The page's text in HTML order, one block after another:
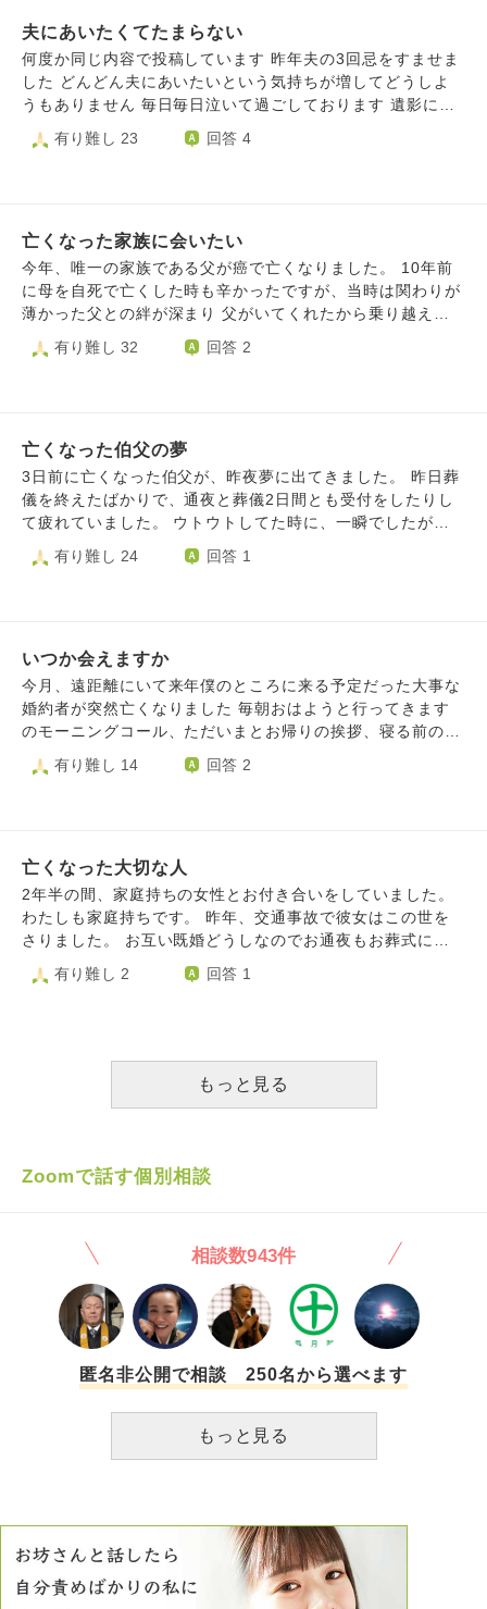
夫にあいたくてたまらない
何度か同じ内容で投稿しています 昨年夫の3回忌をすませま
した どんどん夫にあいたいという気持ちが増してどうしよ
うもありません 毎日毎日泣いて過ごしております 遺影に向
かって何故私を一人おいていったの？ どうして一緒に連れ
て行ってくれなかったの？と ずっと一緒にいたかったの
てる毎日です 夢でもいいから夫にあいたい 夫のもとへ行き
たい気持ちです こんな毎日をすごしております どうしたら
いいものでしょう・・・ お願いします
有り難し 23 回答 4
亡くなった家族に会いたい
今年、唯一の家族である父が癌で亡くなりました。 10年前
に母を自死で亡くした時も辛かったですが、当時は関わりが
薄かった父との絆が深まり 父がいてくれたから乗り越えら
れました。 今の自分は祖父母・両親を亡くし親戚もおら
ず、夫からは経済的DVを受け別居中です。 元々人付き合い
闘病生活は父本人も、支える私も苦しかったですが、一時退
院後に父が自宅で一人亡くなっていて すぐに気付いてあげ
られなかったこと、もっともっと会いにいけばよかった、親
孝行してあげたかったこと、ずっと後悔が離れません。 ど
られないことが空しいです。 もう30歳で精神的に自立でき
父と母に会いたいです。死後会えるのなら今すぐにそうした
い、後を追いたい気持ちでいます。 ですが、どうしても死
後の世界というものが絶対にあると思えず絶望してしまいま
す。 肉親を亡くし一人になった辛さは、どうやって乗り越
か。 自分にはもう誰も何もいないですがこのサイトを知
有り難し 32 回答 2
亡くなった伯父の夢
3日前に亡くなった伯父が、昨夜夢に出てきました。 昨日葬
儀を終えたばかりで、通夜と葬儀2日間とも受付をしたりし
て疲れていました。 ウトウトしてた時に、一瞬でしたが無
表情な伯父が頑張れ！と一言だけ言ってくれ消えました。
ビックリして目が覚めましたが、夢なのか現実か不思議な感
有り難し 24 回答 1
いつか会えますか
今月、遠距離にいて来年僕のところに来る予定だった大事な
婚約者が突然亡くなりました 毎朝おはようと行ってきます
のモーニングコール、ただいまとお帰りの挨拶、寝る前のお
やすみ、そのいつもの日常が突然消えてしまい、思い返す度
に涙が止めどなく溢れてしまいます こんなことでは彼女も
ていつもは照れてなかなか言えなかった愛してるを沢山言っ
てあげたいです
有り難し 14 回答 2
亡くなった大切な人
2年半の間、家庭持ちの女性とお付き合いをしていました。
わたしも家庭持ちです。 昨年、交通事故で彼女はこの世を
さりました。 お互い既婚どうしなのでお通夜もお葬式に行
けず、もちろんお墓参りにも行っていません。 今も彼女と
過した日々を思いだしては悲しみに浸っております。 彼女
場合で何か良いの供養が有ったらアドバイス頂けると幸いで
有り難し 2 回答 1
もっと見る
Zoomで話す個別相談
相談数943件
匿名非公開で相談 250名から選べます
もっと見る